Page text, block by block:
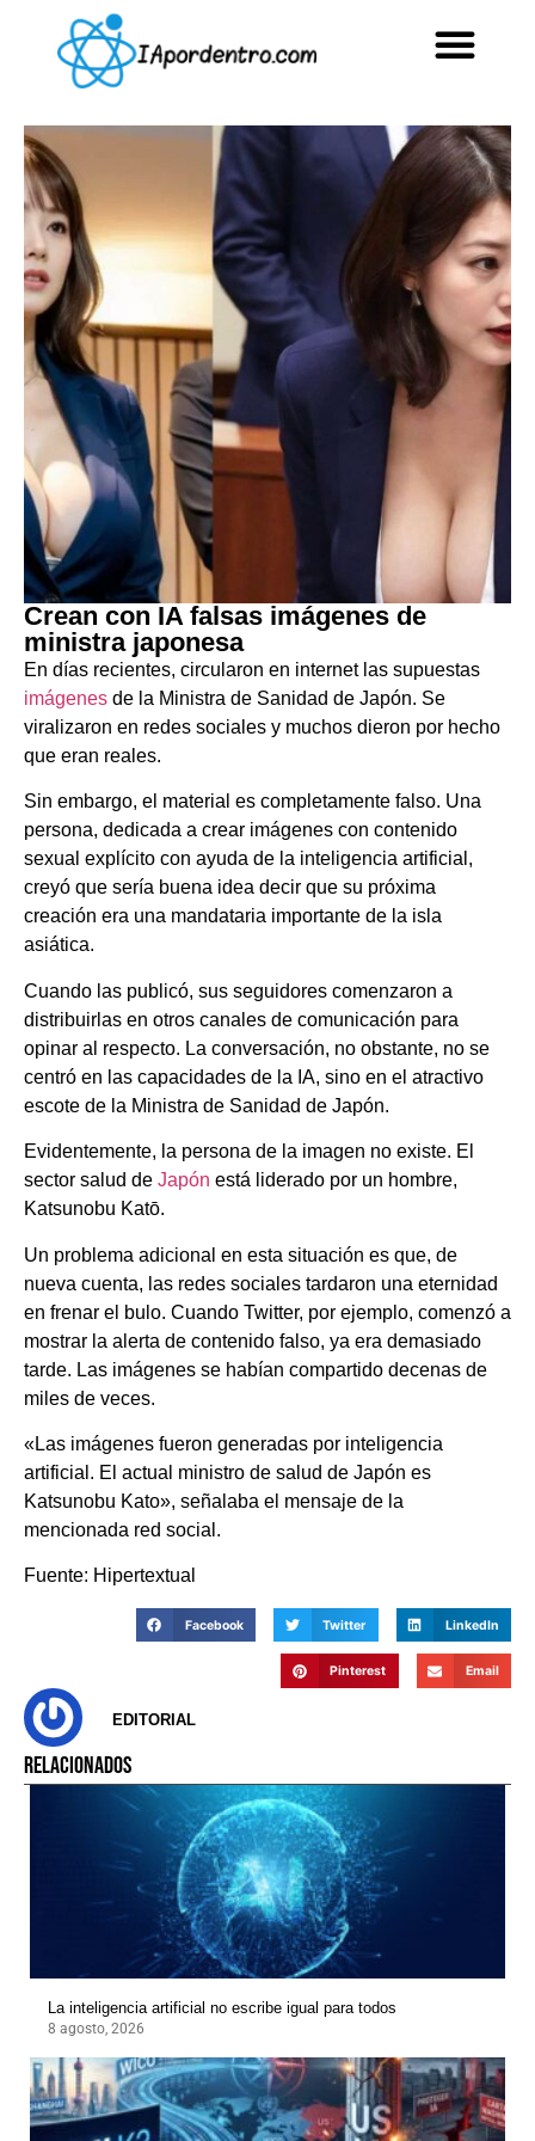
Crean con IA falsas imágenes de
ministra japonesa
En días recientes, circularon en internet las supuestas
imágenes de la Ministra de Sanidad de Japón. Se
viralizaron en redes sociales y muchos dieron por hecho
que eran reales.
Sin embargo, el material es completamente falso. Una
persona, dedicada a crear imágenes con contenido
sexual explícito con ayuda de la inteligencia artificial,
creyó que sería buena idea decir que su próxima
creación era una mandataria importante de la isla
asiática.
Cuando las publicó, sus seguidores comenzaron a
distribuirlas en otros canales de comunicación para
opinar al respecto. La conversación, no obstante, no se
centró en las capacidades de la IA, sino en el atractivo
escote de la Ministra de Sanidad de Japón.
Evidentemente, la persona de la imagen no existe. El
sector salud de Japón está liderado por un hombre,
Katsunobu Katō.
Un problema adicional en esta situación es que, de
nueva cuenta, las redes sociales tardaron una eternidad
en frenar el bulo. Cuando Twitter, por ejemplo, comenzó a
mostrar la alerta de contenido falso, ya era demasiado
tarde. Las imágenes se habían compartido decenas de
miles de veces.
«Las imágenes fueron generadas por inteligencia
artificial. El actual ministro de salud de Japón es
Katsunobu Kato», señalaba el mensaje de la
mencionada red social.
Fuente: Hipertextual
Facebook Twitter LinkedIn
Pinterest Email
EDITORIAL
RELACIONADOS
La inteligencia artificial no escribe igual para todos
8 agosto, 2026